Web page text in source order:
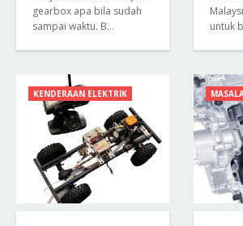
gearbox apa bila sudah
sampai waktu. B…
untuk
KENDERAAN ELEKTRIK